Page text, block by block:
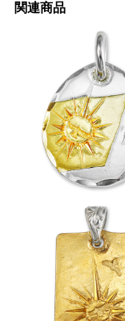
関連商品